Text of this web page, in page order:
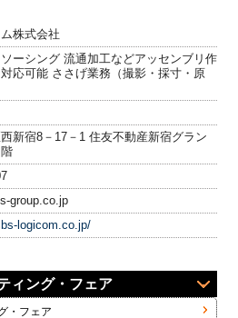
株式会社
ーシング 流通加工などアッセンブリ作
応可能 ささげ業務（撮影・採寸・原
新宿8－17－1 住友不動産新宿グラン
group.co.jp
logicom.co.jp/
ィング・フェア
・フェア